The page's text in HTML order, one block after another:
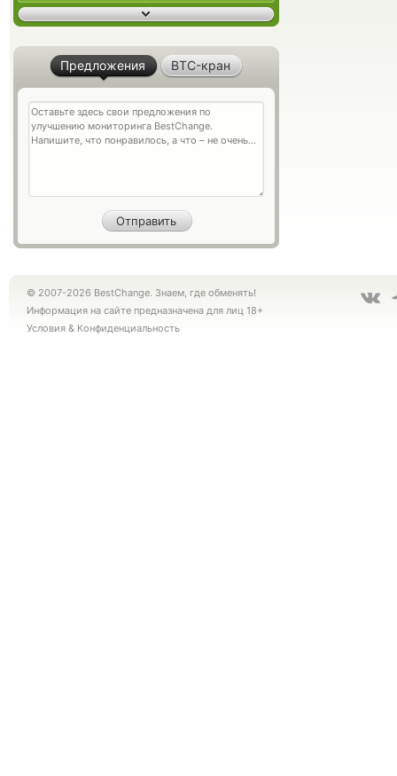
Предложения BTC-кран
© 2007-2026 BestChange. Знаем, где обменять!
Информация на сайте предназначена для лиц 18+
Условия & Конфиденциальность